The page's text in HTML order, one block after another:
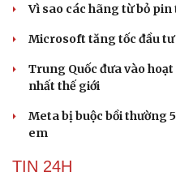
Vì sao các hãng từ bỏ
Microsoft tăng tốc đầu
Trung Quốc đưa vào
nhất thế giới
Meta bị buộc bồi thường
em
TIN 24H